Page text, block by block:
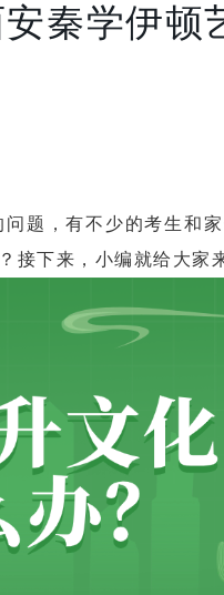
秦学伊顿
，有不少的考生和家
下来，小编就给大家